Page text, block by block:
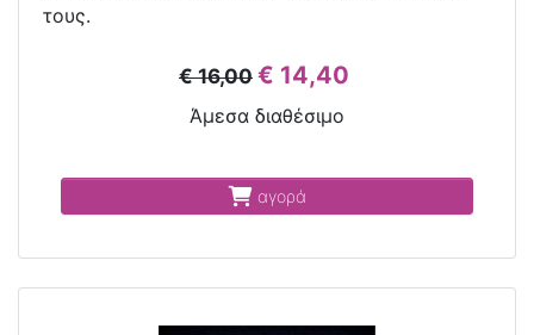
τους.
€ 16,00 € 14,40
Άμεσα διαθέσιμο
αγορά